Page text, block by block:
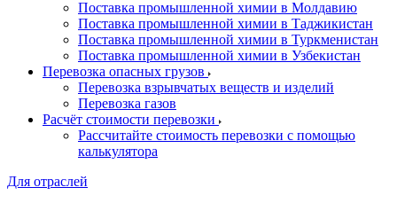
Поставка промышленной химии в Молдавию
Поставка промышленной химии в Таджикистан
Поставка промышленной химии в Туркменистан
Поставка промышленной химии в Узбекистан
Перевозка опасных грузов
Перевозка взрывчатых веществ и изделий
Перевозка газов
Расчёт стоимости перевозки
Рассчитайте стоимость перевозки с помощью
калькулятора
Для отраслей